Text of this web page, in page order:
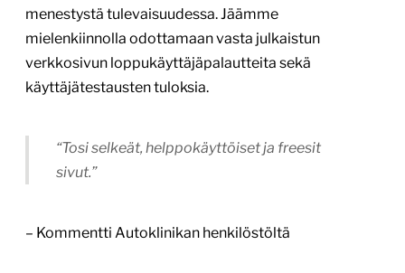
menestystä tulevaisuudessa. Jäämme
mielenkiinnolla odottamaan vasta julkaistun
verkkosivun loppukäyttäjäpalautteita sekä
käyttäjätestausten tuloksia.
“Tosi selkeät, helppokäyttöiset ja freesit
sivut.”
– Kommentti Autoklinikan henkilöstöltä